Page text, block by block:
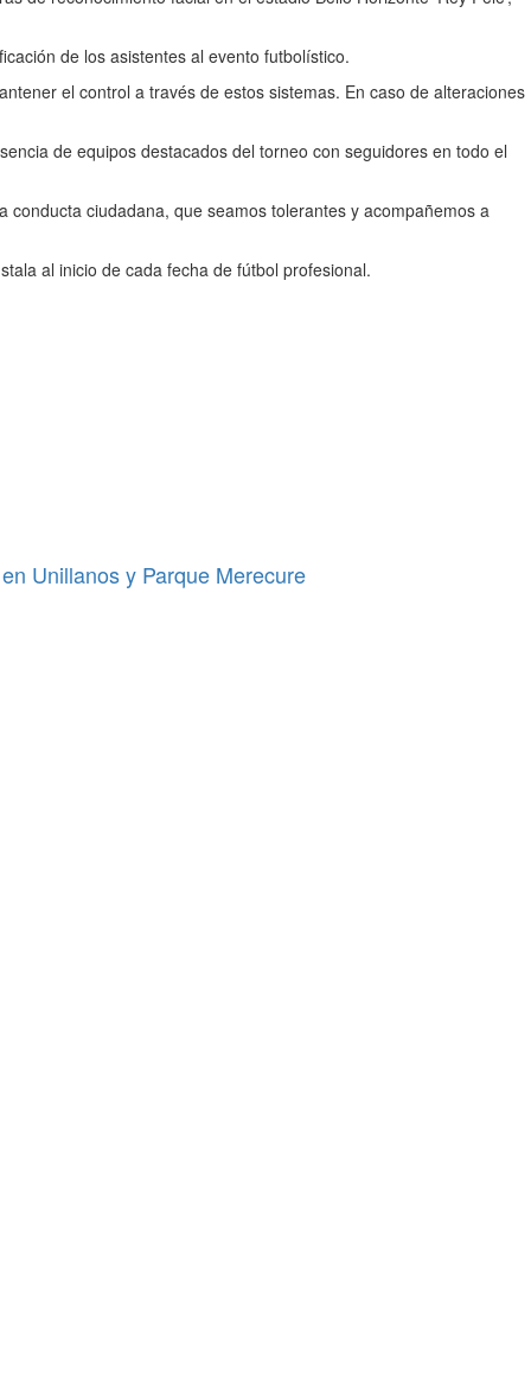
de los asistentes al evento futbolístico.
el control a través de estos sistemas. En caso de alteraciones
de equipos destacados del torneo con seguidores en todo el
ciudadana, que seamos tolerantes y acompañemos a
al inicio de cada fecha de fútbol profesional.
Unillanos y Parque Merecure